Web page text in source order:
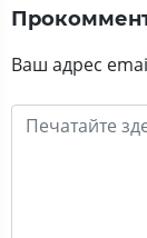
Ваш адрес